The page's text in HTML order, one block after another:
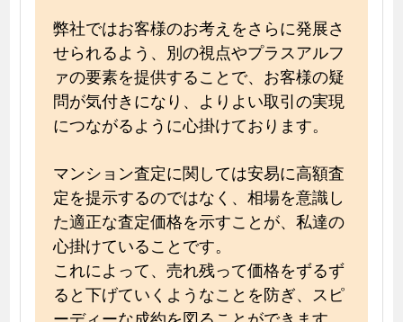
弊社ではお客様のお考えをさらに発展さ
せられるよう、別の視点やプラスアルフ
ァの要素を提供することで、お客様の疑
問が気付きになり、よりよい取引の実現
につながるように心掛けております。
マンション査定に関しては安易に高額査
定を提示するのではなく、相場を意識し
た適正な査定価格を示すことが、私達の
心掛けていることです。
これによって、売れ残って価格をずるず
ると下げていくようなことを防ぎ、スピ